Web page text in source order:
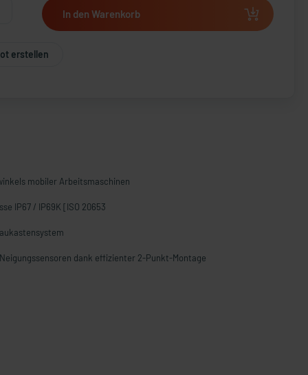
In den Warenkorb
erstellen
mobiler Arbeitsmaschinen
IP67 / IP69K [ISO 20653
dank effizienter 2-Punkt-Montage